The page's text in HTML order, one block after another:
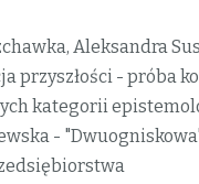
Aleksandra
przyszłości - próba
kategorii
-